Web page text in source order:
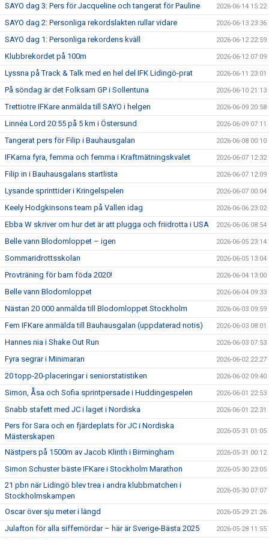
SAYO dag 3: Pers för Jacqueline och tangerat för Pauline 2026-06-14 15:22
SAYO dag 2: Personliga rekordslakten rullar vidare 2026-06-13 23:36
SAYO dag 1: Personliga rekordens kväll 2026-06-12 22:59
Klubbrekordet på 100m 2026-06-12 07:09
Lyssna på Track & Talk med en hel del IFK Lidingö-prat 2026-06-11 23:01
På söndag är det Folksam GP i Sollentuna 2026-06-10 21:13
Trettiotre IFKare anmälda till SAYO i helgen 2026-06-09 20:58
Linnéa Lord 20:55 på 5 km i Östersund 2026-06-09 07:11
Tangerat pers för Filip i Bauhausgalan 2026-06-08 00:10
IFKarna fyra, femma och femma i Kraftmätningskvalet 2026-06-07 12:32
Filip in i Bauhausgalans startlista 2026-06-07 12:09
Lysande sprinttider i Kringelspelen 2026-06-07 00:04
Keely Hodgkinsons team på Vallen idag 2026-06-06 23:02
Ebba W skriver om hur det är att plugga och friidrotta i USA 2026-06-06 08:54
Belle vann Blodomloppet – igen 2026-06-05 23:14
Sommaridrottsskolan 2026-06-05 13:04
Provträning för barn föda 2020! 2026-06-04 13:00
Belle vann Blodomloppet 2026-06-04 09:33
Nästan 20 000 anmälda till Blodomloppet Stockholm 2026-06-03 09:59
Fem IFKare anmälda till Bauhausgalan (uppdaterad notis) 2026-06-03 08:01
Hannes nia i Shake Out Run 2026-06-03 07:53
Fyra segrar i Minimaran 2026-06-02 22:27
20 topp-20-placeringar i seniorstatistiken 2026-06-02 09:40
Simon, Åsa och Sofia sprintpersade i Huddingespelen 2026-06-01 22:53
Snabb stafett med JC i laget i Nordiska 2026-06-01 22:31
Pers för Sara och en fjärdeplats för JC i Nordiska
Mästerskapen
2026-05-31 01:05
Nästpers på 1500m av Jacob Klinth i Birmingham 2026-05-31 00:12
Simon Schuster bäste IFKare i Stockholm Marathon 2026-05-30 23:05
21 pbn när Lidingö blev trea i andra klubbmatchen i
Stockholmskampen
2026-05-30 07:07
Oscar över sju meter i längd 2026-05-29 21:26
Julafton för alla siffernördar – här är Sverige-Bästa 2025 2026-05-28 11:55